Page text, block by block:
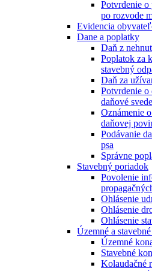
Potvrdenie o
po rozvode
Evidencia
Dane a poplatky
Daň z
Poplatok za
stavebný
Daň za
Potvrdenie o
daňové
Oznámenie
daňovej
Podávanie
psa
Správne
Stavebný poriadok
Povolenie
Ohlásenie
Ohlásenie
Ohlásenie
Územné a
Územné
Stavebné
Kolaudačné